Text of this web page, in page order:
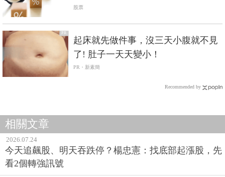
超過5%
股票
PR
起床就先做件事，沒三天小腹就不見
了! 肚子一天天變小！
PR・新素簡
Recommended by
相關文章
2026.07.24
今天追飆股、明天吞跌停？楊忠憲：找底部起漲股，先
看2個轉強訊號